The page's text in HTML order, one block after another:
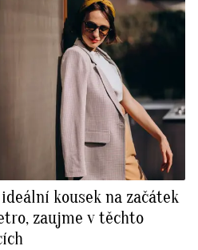
kousek na začátek
zaujme v těchto